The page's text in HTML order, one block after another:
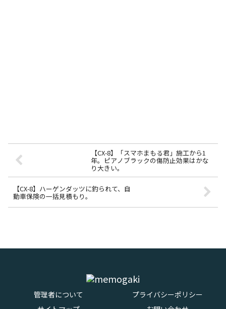
【CX-8】「スマホまもる君」施工から1
年。ピアノブラックの傷防止効果はかな
り大きい。
【CX-8】ハーゲンダッツに釣られて、自
動車保険の一括見積もり。
管理者について
プライバシーポリシー